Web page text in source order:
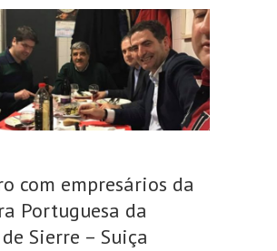
com empresários da
Portuguesa da
Sierre – Suiça